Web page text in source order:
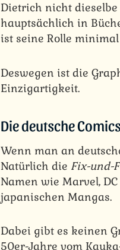
Dietrich nicht dieselbe
hauptsächlich in
ist seine Rolle
Deswegen ist die
Einzigartigkeit.
Die deutsche
Wenn man an
Natürlich die Fix-und-
Namen wie Marvel,
japanischen Mangas.
Dabei gibt es keinen
50er-Jahre vom